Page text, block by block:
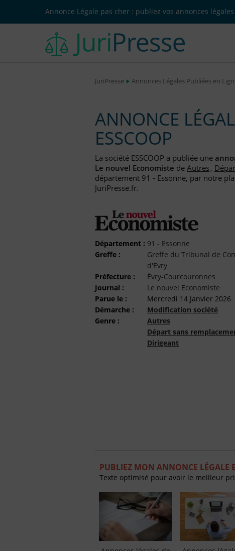
Annonce Légale pas cher : publiez vos annonces
JuriPresse Annonces Légales Publiées en
ANNONCE
ESSCOOP
La société ESSCOOP a publiée une
Le nouvel Economiste deAutres,
département 91 - Essonne, par notre
JuriPresse.fr.
Département : 91 - Essonne
Greffe :
Greffe du Tribunal de
d'Evry
Préfecture :
Évry-Courcouronnes
Journal :
Le nouvel Economiste
Parue le :
Mercredi 14 Janvier 2026
Démarche :
Modification société
Genre :
Autres
Départ sans
Dirigeant
PUBLIEZ MON ANNONCE LÉGALE
Texte optimisé pour avoir le meilleur